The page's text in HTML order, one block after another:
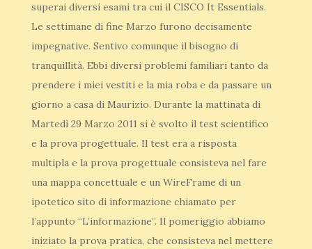
superai diversi esami tra cui il CISCO It Essentials.
Le settimane di fine Marzo furono decisamente
impegnative. Sentivo comunque il bisogno di
tranquillità. Ebbi diversi problemi familiari tanto da
prendere i miei vestiti e la mia roba e da passare un
giorno a casa di Maurizio. Durante la mattinata di
Martedì 29 Marzo 2011 si è svolto il test scientifico
e la prova progettuale. Il test era a risposta
multipla e la prova progettuale consisteva nel fare
una mappa concettuale e un WireFrame di un
ipotetico sito di informazione chiamato per
l’appunto “L’informazione”. Il pomeriggio abbiamo
iniziato la prova pratica, che consisteva nel mettere